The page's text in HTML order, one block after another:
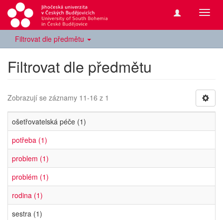
Filtrovat dle předmětu
Filtrovat dle předmětu
Zobrazují se záznamy 11-16 z 1
ošetřovatelská péče (1)
potřeba (1)
problem (1)
problém (1)
rodina (1)
sestra (1)